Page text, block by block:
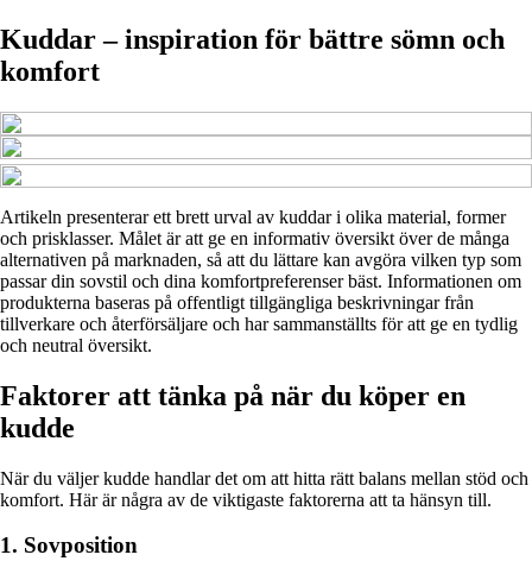
Kuddar – inspiration för bättre sömn och
komfort
Artikeln presenterar ett brett urval av kuddar i olika material, former
och prisklasser. Målet är att ge en informativ översikt över de många
alternativen på marknaden, så att du lättare kan avgöra vilken typ som
passar din sovstil och dina komfortpreferenser bäst. Informationen om
produkterna baseras på offentligt tillgängliga beskrivningar från
tillverkare och återförsäljare och har sammanställts för att ge en tydlig
och neutral översikt.
Faktorer att tänka på när du köper en
kudde
När du väljer kudde handlar det om att hitta rätt balans mellan stöd och
komfort. Här är några av de viktigaste faktorerna att ta hänsyn till.
1. Sovposition